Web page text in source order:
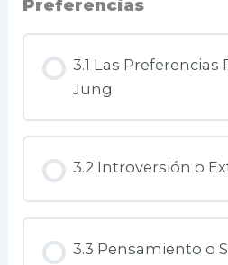
Preferencias
3.1 Las Preferencias
Jung
3.2 Introversión o
3.3 Pensamiento o